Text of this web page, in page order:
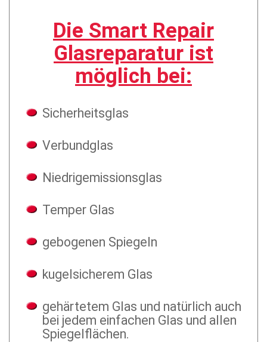
Die Smart Repair
Glasreparatur ist
möglich bei:
Sicherheitsglas
Verbundglas
Niedrigemissionsglas
Temper Glas
gebogenen Spiegeln
kugelsicherem Glas
gehärtetem Glas und natürlich auch
bei jedem einfachen Glas und allen
Spiegelflächen.